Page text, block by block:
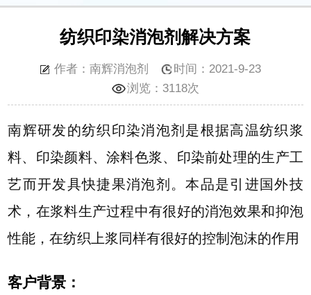
纺织印染消泡剂解决方案
作者：南辉消泡剂
时间：2021-9-23
浏览： 3118次
南辉研发的纺织印染消泡剂是根据高温纺织浆
料、印染颜料、涂料色浆、印染前处理的生产工
艺而开发具快捷果消泡剂。本品是引进国外技
术，在浆料生产过程中有很好的消泡效果和抑泡
性能，在纺织上浆同样有很好的控制泡沫的作用
客户背景：